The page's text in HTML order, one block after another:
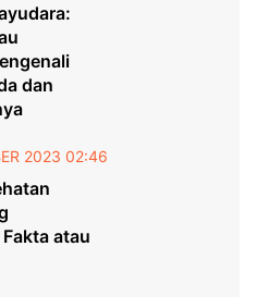
dan
2023 02:46
atau